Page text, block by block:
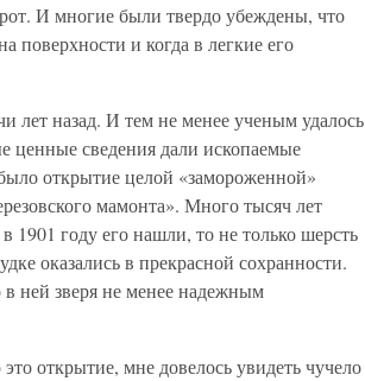
И многие были твердо убеждены, что
поверхности и когда в легкие его
лет назад. И тем не менее ученым удалось
ценные сведения дали ископаемые
открытие целой «замороженной»
мамонта». Много тысяч лет
1901 году его нашли, то не только шерсть
оказались в прекрасной сохранности.
ней зверя не менее надежным
открытие, мне довелось увидеть чучело